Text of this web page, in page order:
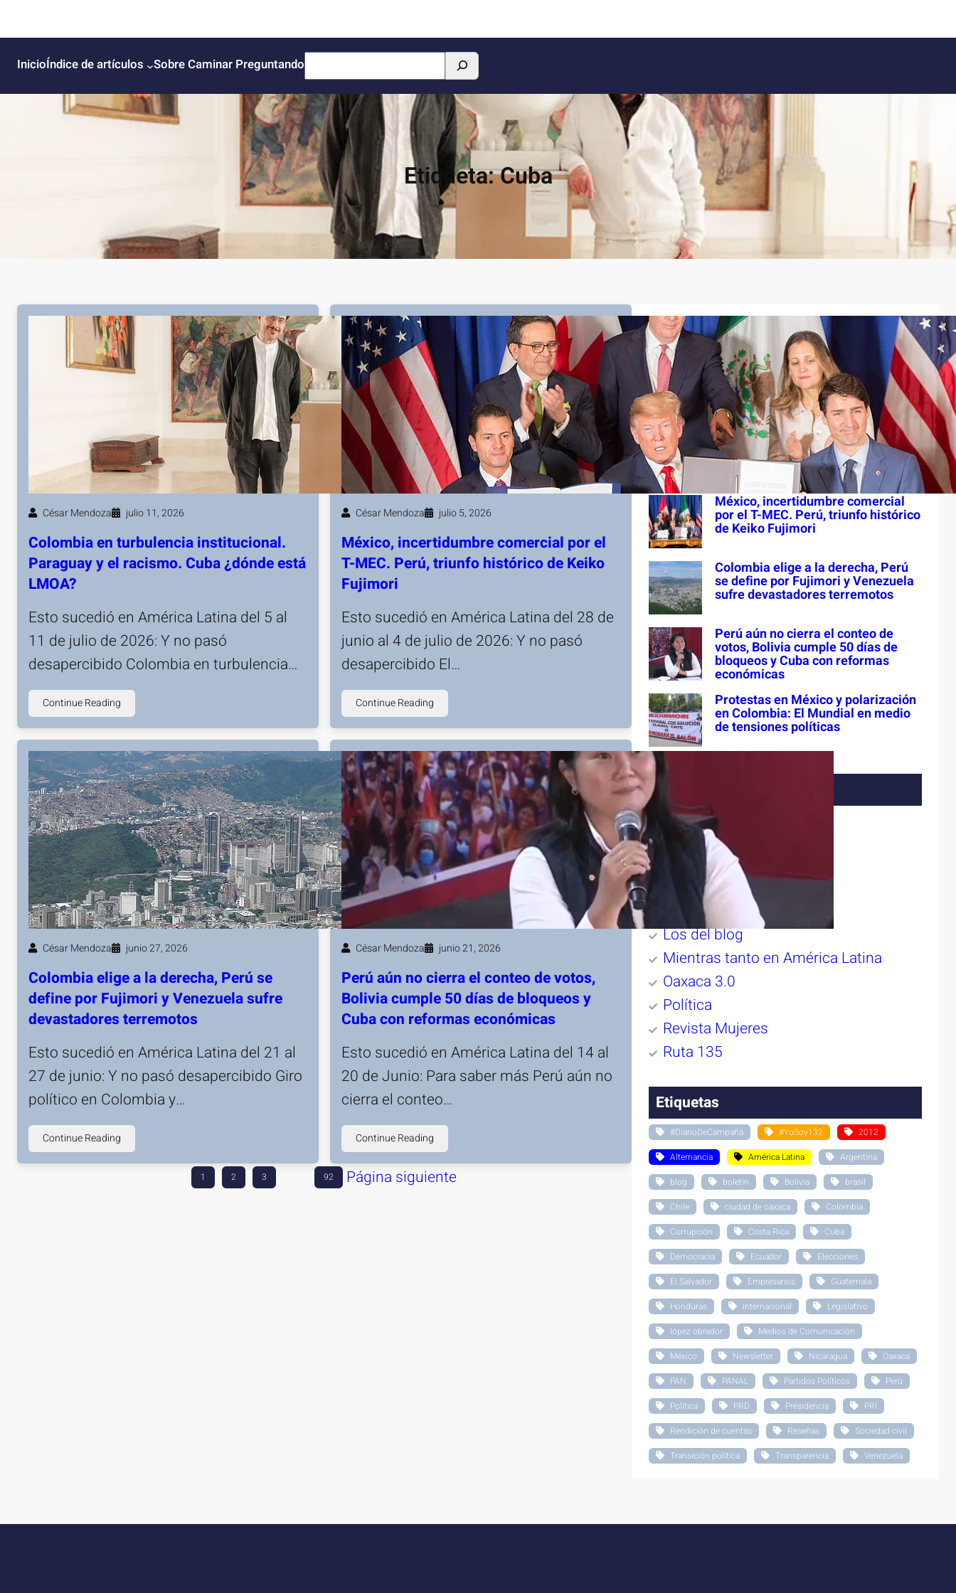
InicioÍndice de artículos Sobre Caminar Preguntando
u
s
c
a
r
Etiqueta:Cuba
César Mendoza julio 11, 2026
Colombia en turbulencia institucional.
Paraguay y el racismo. Cuba ¿dónde está
LMOA?
Esto sucedió en América Latina del 5 al
11 de julio de 2026: Y no pasó
desapercibido Colombia en turbulencia…
Continue Reading
César Mendoza julio 5, 2026
México, incertidumbre comercial por el
T-MEC. Perú, triunfo histórico de Keiko
Fujimori
Esto sucedió en América Latina del 28 de
junio al 4 de julio de 2026: Y no pasó
desapercibido El…
Continue Reading
César Mendoza junio 27, 2026
Colombia elige a la derecha, Perú se
define por Fujimori y Venezuela sufre
devastadores terremotos
Esto sucedió en América Latina del 21 al
27 de junio: Y no pasó desapercibido Giro
político en Colombia y…
Continue Reading
César Mendoza junio 21, 2026
Perú aún no cierra el conteo de votos,
Bolivia cumple 50 días de bloqueos y
Cuba con reformas económicas
Esto sucedió en América Latina del 14 al
20 de Junio: Para saber más Perú aún no
cierra el conteo…
Continue Reading
1 2 3 92 Página siguiente
S
e
a
r
c
h
Últimas entradas
Colombia en turbulencia
institucional. Paraguay y el
racismo. Cuba ¿dónde está LMOA?
México, incertidumbre comercial
por el T-MEC. Perú, triunfo histórico
de Keiko Fujimori
Colombia elige a la derecha, Perú
se define por Fujimori y Venezuela
sufre devastadores terremotos
Perú aún no cierra el conteo de
votos, Bolivia cumple 50 días de
bloqueos y Cuba con reformas
económicas
Protestas en México y polarización
en Colombia: El Mundial en medio
de tensiones políticas
Categorías
#DiarioDeCampaña
ADNsureste
Despertar
Diario Acontecer
Los del blog
Mientras tanto en América Latina
Oaxaca 3.0
Política
Revista Mujeres
Ruta 135
Etiquetas
#DiarioDeCampaña #YoSoy132
2012
Alternancia
América Latina
Argentina
blog
boletín Bolivia
brasil
Chile
ciudad de oaxaca
Colombia
Corrupción
Costa Rica
Cuba
Democracia
Ecuador
Elecciones
El Salvador
Empresarios
Guatemala
Honduras
Internacional
Legislativo
lópez obrador
Medios de Comunicación
México
Newsletter Nicaragua
Oaxaca
PAN
PANAL Partidos Políticos
Perú
Política
PRD Presidencia
PRI
Rendición de cuentas
Reseñas
Sociedad civil
Transición política
Transparencia Venezuela